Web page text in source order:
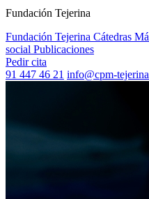
Fundación Tejerina
Fundación Tejerina Cátedras
social Publicaciones
Pedir cita
91 447 46 21 info@cpm-